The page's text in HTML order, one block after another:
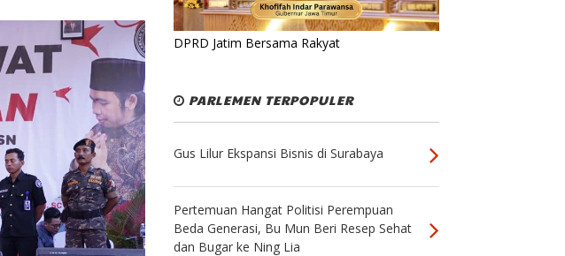
DPRD Jatim Bersama Rakyat
PARLEMEN TERPOPULER
Gus Lilur Ekspansi Bisnis di Surabaya
Pertemuan Hangat Politisi Perempuan
Beda Generasi, Bu Mun Beri Resep Sehat
dan Bugar ke Ning Lia